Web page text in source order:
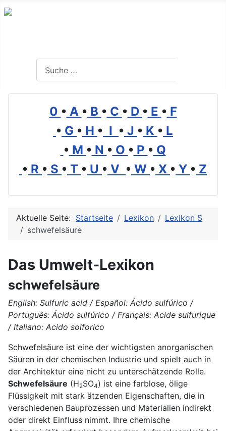
0 • A • B • C • D • E • F
• G • H • I • J • K • L
• M • N • O • P • Q
• R • S • T • U • V • W • X • Y • Z
Aktuelle Seite: Startseite Lexikon
Lexikon S
schwefelsäure
Das Umwelt-Lexikon
schwefelsäure
English: Sulfuric acid / Español: Ácido sulfúrico /
Português: Ácido sulfúrico / Français: Acide sulfurique
/ Italiano: Acido solforico
Schwefelsäure ist eine der wichtigsten anorganischen
Säuren in der chemischen Industrie und spielt auch in
der Architektur eine nicht zu unterschätzende Rolle.
Schwefelsäure (H2SO4) ist eine farblose, ölige
Flüssigkeit mit stark ätzenden Eigenschaften, die in
verschiedenen Bauprozessen und Materialien indirekt
oder direkt Einfluss nimmt. Ihre chemische